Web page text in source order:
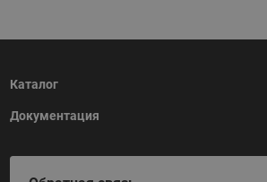
Каталог
Тепловая автоматика
Холодильная техника
Документация
HeatPlatform (Тепловая платформа)